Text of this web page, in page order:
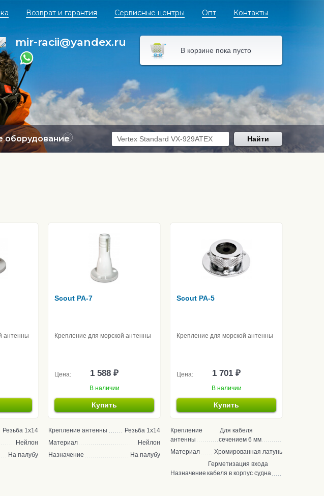
Возврат и гарантия Сервисные центры Опт Контакты
mir-racii@yandex.ru
В корзине пока пусто
оборудование Найти
антенны
Резьба 1x14
Нейлон
На палубу
Scout PA-7
Крепление для морской антенны
Цена: 1 588 ₽
В наличии
Купить
Крепление антенны
Резьба 1x14
Материал
Нейлон
Назначение
На палубу
Scout PA-5
Крепление для морской антенны
Цена: 1 701 ₽
В наличии
Купить
Крепление
антенны
Для кабеля
сечением 6 мм
Материал
Хромированная латунь
Назначение
Герметизация входа
кабеля в корпус судна